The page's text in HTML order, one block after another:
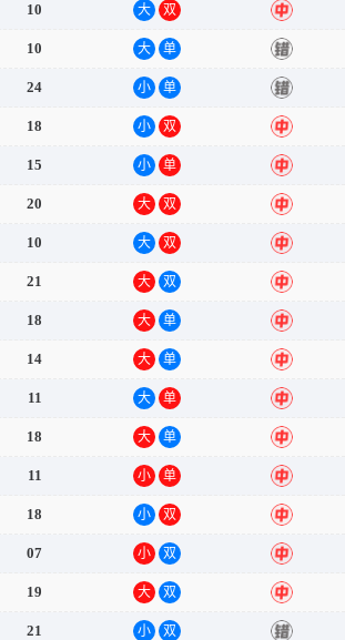
10 大 双 中
10 大 单 错
24 小 单 错
18 小 双 中
15 小 单 中
20 大 双 中
10 大 双 中
21 大 双 中
18 大 单 中
14 大 单 中
11 大 单 中
18 大 单 中
11 小 单 中
18 小 双 中
07 小 双 中
19 大 双 中
21 小 双 错